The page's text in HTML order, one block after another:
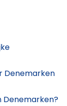
Denemarken
Denemarken?